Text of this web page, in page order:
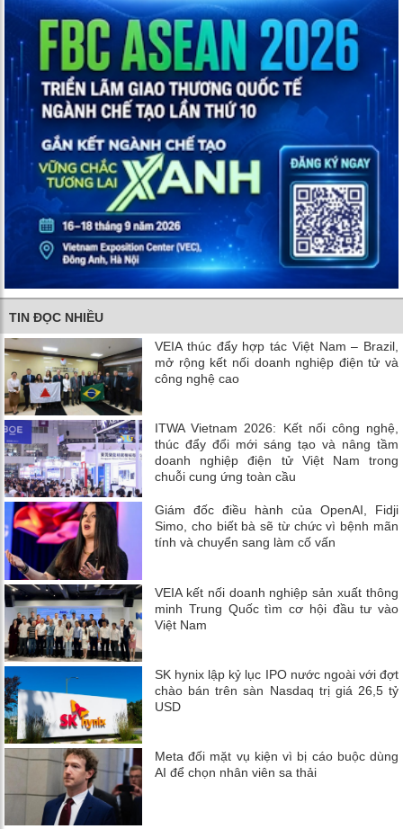
TIN ĐỌC NHIỀU
VEIA thúc đẩy hợp tác Việt Nam – Brazil,
mở rộng kết nối doanh nghiệp điện tử và
công nghệ cao
ITWA Vietnam 2026: Kết nối công nghệ,
thúc đẩy đổi mới sáng tạo và nâng tầm
doanh nghiệp điện tử Việt Nam trong
chuỗi cung ứng toàn cầu
Giám đốc điều hành của OpenAI, Fidji
Simo, cho biết bà sẽ từ chức vì bệnh mãn
tính và chuyển sang làm cố vấn
VEIA kết nối doanh nghiệp sản xuất thông
minh Trung Quốc tìm cơ hội đầu tư vào
Việt Nam
SK hynix lập kỷ lục IPO nước ngoài với đợt
chào bán trên sàn Nasdaq trị giá 26,5 tỷ
USD
Meta đối mặt vụ kiện vì bị cáo buộc dùng
AI để chọn nhân viên sa thải